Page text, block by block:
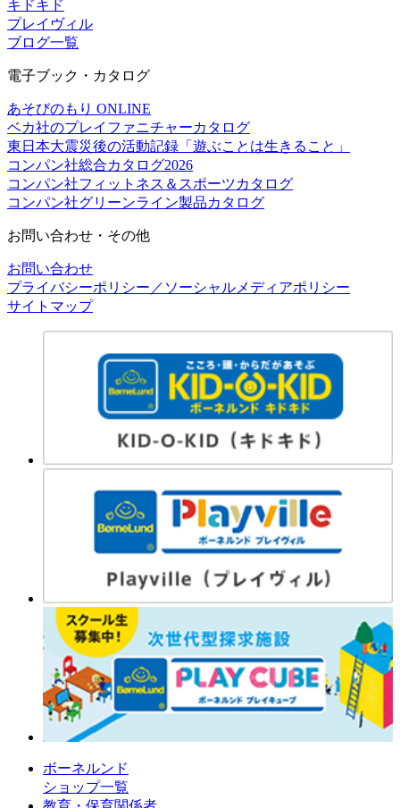
キドキド
プレイヴィル
ブログ一覧
電子ブック・カタログ
あそびのもり ONLINE
ベカ社のプレイファニチャーカタログ
東日本大震災後の活動記録「遊ぶことは生きること」
コンパン社総合カタログ2026
コンパン社フィットネス＆スポーツカタログ
コンパン社グリーンライン製品カタログ
お問い合わせ・その他
お問い合わせ
プライバシーポリシー／ソーシャルメディアポリシー
サイトマップ
ボーネルンド
ショップ一覧